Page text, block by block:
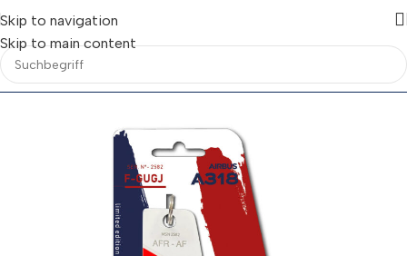
Skip to navigation
Skip to main content